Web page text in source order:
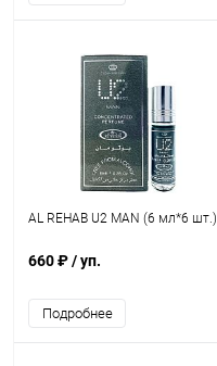
AL REHAB U2 MAN (6 мл*6 шт.)
660 ₽/ уп.
Подробнее